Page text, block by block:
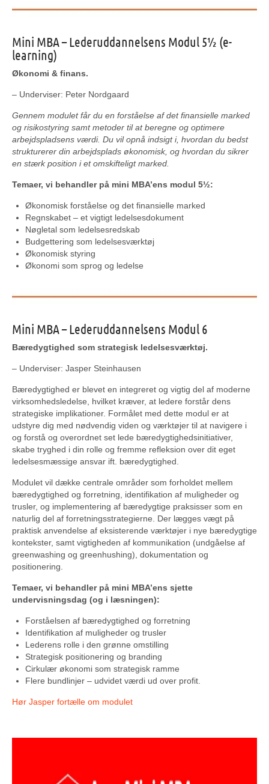
Mini MBA – Lederuddannelsens Modul 5½ (e-
learning)
Økonomi & finans.
– Underviser: Peter Nordgaard
Gennem modulet får du en forståelse af det finansielle marked
og risikostyring samt metoder til at beregne og optimere
arbejdspladsens værdi. Du vil opnå indsigt i, hvordan du bedst
strukturerer din arbejdsplads økonomisk, og hvordan du sikrer
en stærk position i et omskifteligt marked.
Temaer, vi behandler på mini MBA’ens modul 5½:
Økonomisk forståelse og det finansielle marked
Regnskabet – et vigtigt ledelsesdokument
Nøgletal som ledelsesredskab
Budgettering som ledelsesværktøj
Økonomisk styring
Økonomi som sprog og ledelse
Mini MBA – Lederuddannelsens Modul 6
Bæredygtighed som strategisk ledelsesværktøj.
– Underviser: Jasper Steinhausen
Bæredygtighed er blevet en integreret og vigtig del af moderne
virksomhedsledelse, hvilket kræver, at ledere forstår dens
strategiske implikationer. Formålet med dette modul er at
udstyre dig med nødvendig viden og værktøjer til at navigere i
og forstå og overordnet set lede bæredygtighedsinitiativer,
skabe tryghed i din rolle og fremme refleksion over dit eget
ledelsesmæssige ansvar ift. bæredygtighed.
Modulet vil dække centrale områder som forholdet mellem
bæredygtighed og forretning, identifikation af muligheder og
trusler, og implementering af bæredygtige praksisser som en
naturlig del af forretningsstrategierne. Der lægges vægt på
praktisk anvendelse af eksisterende værktøjer i nye bæredygtige
kontekster, samt vigtigheden af kommunikation (undgåelse af
greenwashing og greenhushing), dokumentation og
positionering.
Temaer, vi behandler på mini MBA’ens sjette
undervisningsdag (og i læsningen):
Forståelsen af bæredygtighed og forretning
Identifikation af muligheder og trusler
Lederens rolle i den grønne omstilling
Strategisk positionering og branding
Cirkulær økonomi som strategisk ramme
Flere bundlinjer – udvidet værdi ud over profit.
Hør Jasper fortælle om modulet